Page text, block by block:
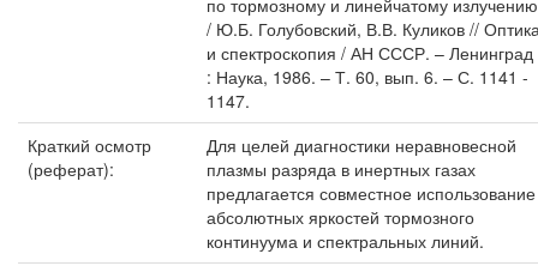
по тормозному и линейчатому излучению
/ Ю.Б. Голубовский, В.В. Куликов //
и спектроскопия / АН СССР. – Ленинград
: Наука, 1986. – Т. 60, вып. 6. – С. 1141 -
1147.
Краткий осмотр
(реферат):
Для целей диагностики неравновесной
плазмы разряда в инертных газах
предлагается совместное использование
абсолютных яркостей тормозного
континуума и спектральных линий.